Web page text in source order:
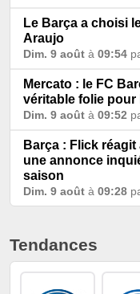
Le Barça a choisi
Araujo
Dim. 9 août à 09:54
Mercato : le FC
véritable folie pour
Dim. 9 août à 09:52
Barça : Flick
une annonce
saison
Dim. 9 août à 09:28
Tendances